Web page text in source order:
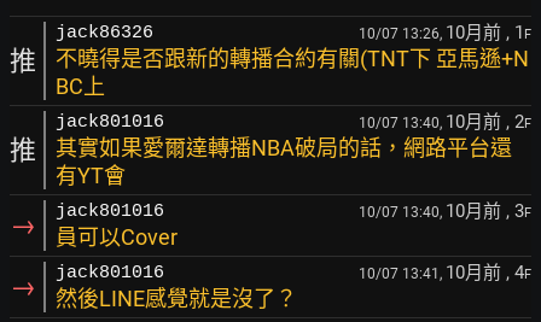
推
jack86326 10/07 13:26, 10月前 , 1 F
不曉得是否跟新的轉播合約有關(TNT下 亞馬遜+N
BC上
推
jack801016 10/07 13:40, 10月前 , 2F
其實如果愛爾達轉播NBA破局的話，網路平台還
有YT會
→ jack801016 10/07 13:40, 10月前 , 3F
員可以Cover
→ jack801016 10/07 13:41, 10月前 , 4F
然後LINE感覺就是沒了？